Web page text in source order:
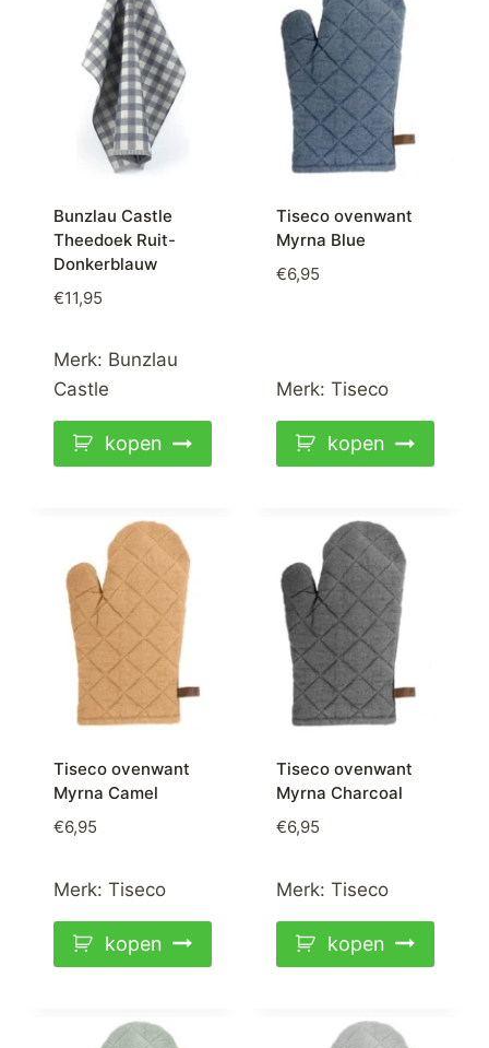
Bunzlau Castle
Theedoek Ruit-
Donkerblauw
€11,95
Merk: Bunzlau
Castle
kopen
Tiseco ovenwant
Myrna Blue
€6,95
Merk: Tiseco
kopen
Tiseco ovenwant
Myrna Camel
€6,95
Merk: Tiseco
kopen
Tiseco ovenwant
Myrna Charcoal
€6,95
Merk: Tiseco
kopen